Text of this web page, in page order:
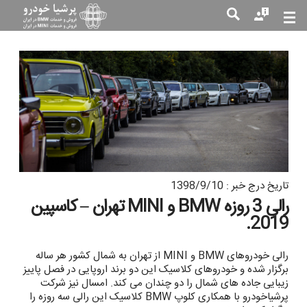
جست
جو
تاریخ درج خبر : 1398/9/10
رالی 3 روزه BMW و MINI تهران – کاسپین
2019.
رالی خودروهای BMW و MINI از تهران به شمال کشور هر ساله
برگزار شده و خودروهای کلاسیک این دو برند اروپایی در فصل پاییز
زیبایی جاده های شمال را دو چندان می کند. امسال نیز شرکت
پرشیاخودرو با همکاری کلوپ BMW کلاسیک این رالی سه روزه را